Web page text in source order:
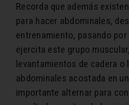
Recorda que además
para hacer abdominales,
entrenamiento, pasando por
ejercita este grupo
levantamientos de cadera
abdominales acostada en
importante alternar para